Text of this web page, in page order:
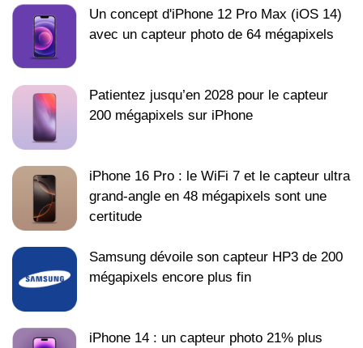
Un concept d'iPhone 12 Pro Max (iOS 14)
avec un capteur photo de 64 mégapixels
Patientez jusqu’en 2028 pour le capteur
200 mégapixels sur iPhone
iPhone 16 Pro : le WiFi 7 et le capteur ultra
grand-angle en 48 mégapixels sont une
certitude
Samsung dévoile son capteur HP3 de 200
mégapixels encore plus fin
iPhone 14 : un capteur photo 21% plus